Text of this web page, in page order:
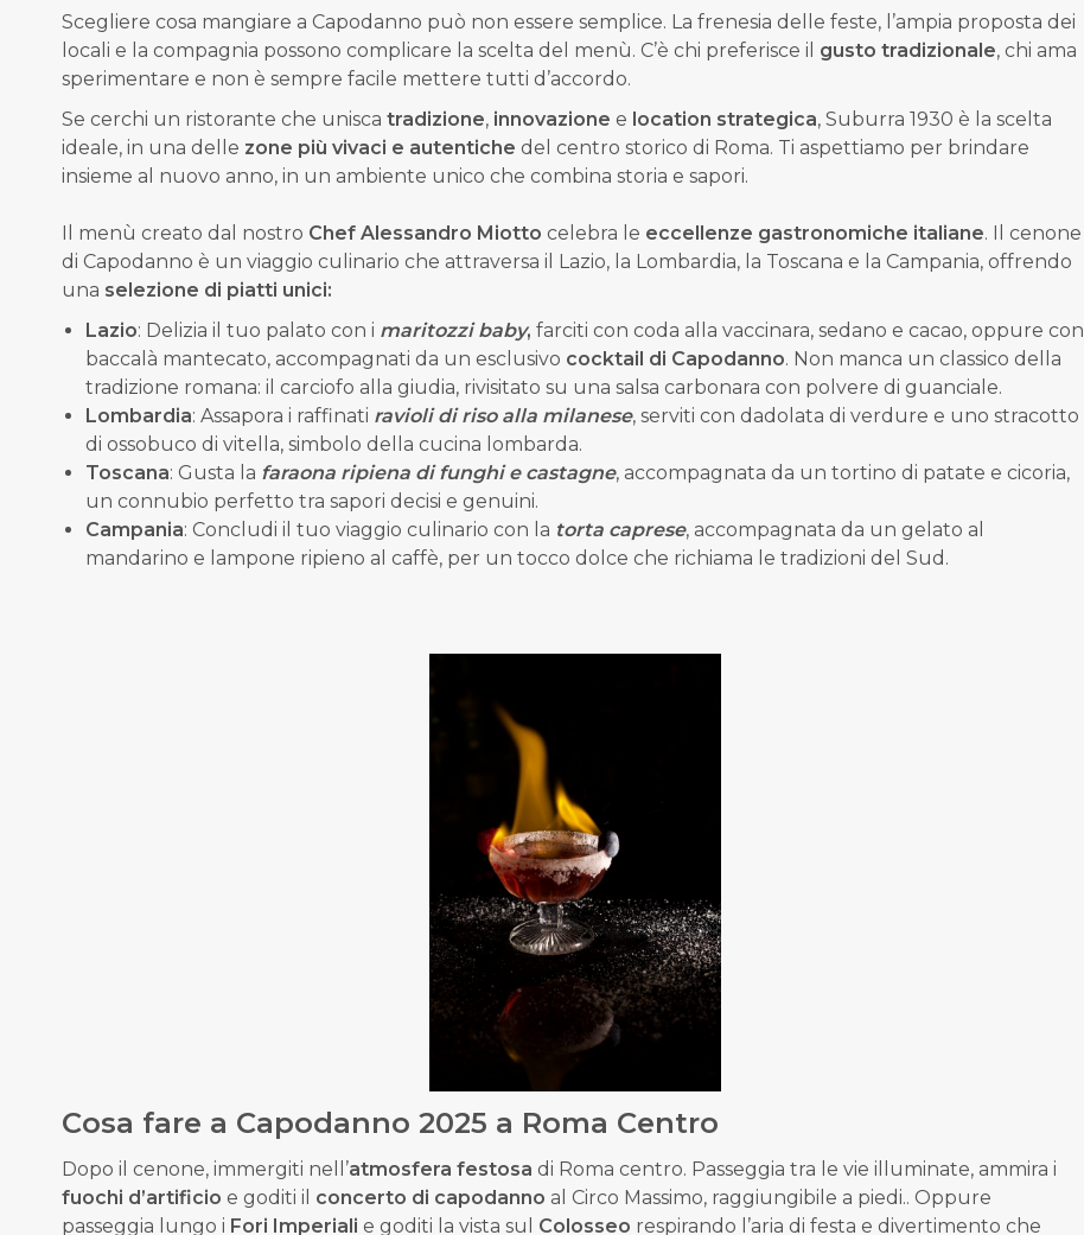
Scegliere cosa mangiare a Capodanno può non essere semplice. La frenesia delle feste, l’ampia proposta dei
locali e la compagnia possono complicare la scelta del menù. C’è chi preferisce il gusto tradizionale, chi ama
sperimentare e non è sempre facile mettere tutti d’accordo.
Se cerchi un ristorante che unisca tradizione, innovazione e location strategica, Suburra 1930 è la scelta
ideale, in una delle zone più vivaci e autentiche del centro storico di Roma. Ti aspettiamo per brindare
insieme al nuovo anno, in un ambiente unico che combina storia e sapori.
Il menù creato dal nostro Chef Alessandro Miotto celebra le eccellenze gastronomiche italiane. Il cenone
di Capodanno è un viaggio culinario che attraversa il Lazio, la Lombardia, la Toscana e la Campania, offrendo
una selezione di piatti unici:
Lazio: Delizia il tuo palato con i maritozzi baby, farciti con coda alla vaccinara, sedano e cacao, oppure con
baccalà mantecato, accompagnati da un esclusivo cocktail di Capodanno. Non manca un classico della
tradizione romana: il carciofo alla giudia, rivisitato su una salsa carbonara con polvere di guanciale.
Lombardia: Assapora i raffinati ravioli di riso alla milanese, serviti con dadolata di verdure e uno stracotto
di ossobuco di vitella, simbolo della cucina lombarda.
Toscana: Gusta la faraona ripiena di funghi e castagne, accompagnata da un tortino di patate e cicoria,
un connubio perfetto tra sapori decisi e genuini.
Campania: Concludi il tuo viaggio culinario con la torta caprese, accompagnata da un gelato al
mandarino e lampone ripieno al caffè, per un tocco dolce che richiama le tradizioni del Sud.
Cosa fare a Capodanno 2025 a Roma Centro
Dopo il cenone, immergiti nell’atmosfera festosa di Roma centro. Passeggia tra le vie illuminate, ammira i
fuochi d’artificio e goditi il concerto di capodanno al Circo Massimo, raggiungibile a piedi.. Oppure
passeggia lungo i Fori Imperiali e goditi la vista sul Colosseo respirando l’aria di festa e divertimento che